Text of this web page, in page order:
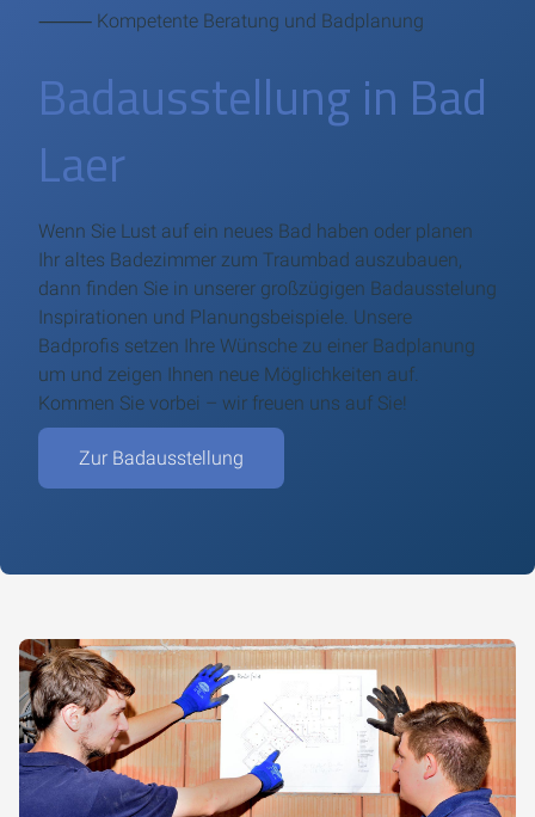
⸻ Kompetente Beratung und Badplanung
Badausstellung in Bad
Laer
Wenn Sie Lust auf ein neues Bad haben oder planen
Ihr altes Badezimmer zum Traumbad auszubauen,
dann finden Sie in unserer großzügigen Badausstelung
Inspirationen und Planungsbeispiele. Unsere
Badprofis setzen Ihre Wünsche zu einer Badplanung
um und zeigen Ihnen neue Möglichkeiten auf.
Kommen Sie vorbei – wir freuen uns auf Sie!
Zur Badausstellung